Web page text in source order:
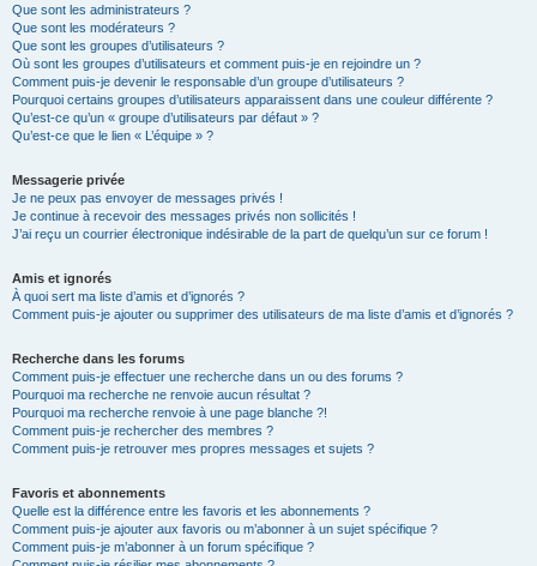
Que sont les administrateurs ?
Que sont les modérateurs ?
Que sont les groupes d’utilisateurs ?
Où sont les groupes d’utilisateurs et comment puis-je en rejoindre un ?
Comment puis-je devenir le responsable d’un groupe d’utilisateurs ?
Pourquoi certains groupes d’utilisateurs apparaissent dans une couleur différente ?
Qu’est-ce qu’un « groupe d’utilisateurs par défaut » ?
Qu’est-ce que le lien « L’équipe » ?
Messagerie privée
Je ne peux pas envoyer de messages privés !
Je continue à recevoir des messages privés non sollicités !
J’ai reçu un courrier électronique indésirable de la part de quelqu’un sur ce forum !
Amis et ignorés
À quoi sert ma liste d’amis et d’ignorés ?
Comment puis-je ajouter ou supprimer des utilisateurs de ma liste d’amis et d’ignorés ?
Recherche dans les forums
Comment puis-je effectuer une recherche dans un ou des forums ?
Pourquoi ma recherche ne renvoie aucun résultat ?
Pourquoi ma recherche renvoie à une page blanche ?!
Comment puis-je rechercher des membres ?
Comment puis-je retrouver mes propres messages et sujets ?
Favoris et abonnements
Quelle est la différence entre les favoris et les abonnements ?
Comment puis-je ajouter aux favoris ou m’abonner à un sujet spécifique ?
Comment puis-je m’abonner à un forum spécifique ?